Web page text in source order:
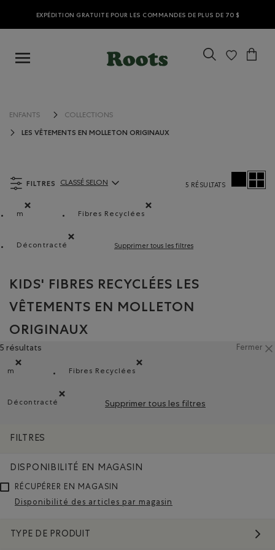
EXPÉDITION GRATUITE POUR LES COMMANDES DE PLUS DE 70 $
ENFANTS COLLECTIONS
LES VÊTEMENTS EN MOLLETON ORIGINAUX
FILTRES
m
Fibres Recyclées
Décontracté
Supprimer tous les filtres
ClassÃ© selon Articles:
CLASSÉ SELON 5 RÉSULTATS
KIDS' FIBRES RECYCLÉES LES
VÊTEMENTS EN MOLLETON
ORIGINAUX
5 résultats Fermer
m
Fibres Recyclées
Décontracté
Supprimer le filtre Classé selon Coupe :
Supprimer tous les filtres
FILTRES
DISPONIBILITÉ EN MAGASIN
RÉCUPÉRER EN MAGASIN
Disponibilité des articles par magasin
TYPE DE PRODUIT